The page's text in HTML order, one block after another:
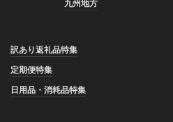
九州地方
訳あり返礼品特集
定期便特集
日用品・消耗品特集